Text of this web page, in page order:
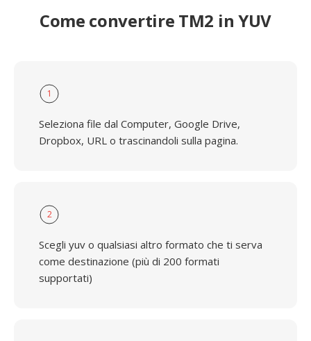
Come convertire TM2 in YUV
1
Seleziona file dal Computer, Google Drive,
Dropbox, URL o trascinandoli sulla pagina.
2
Scegli yuv o qualsiasi altro formato che ti serva
come destinazione (più di 200 formati
supportati)